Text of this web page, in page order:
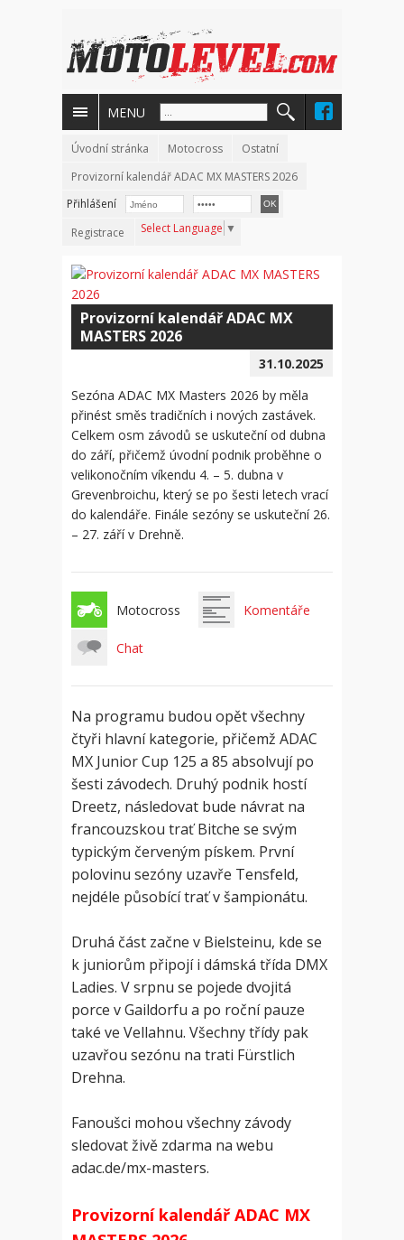
MENU
Úvodní stránka Motocross
Ostatní
Provizorní kalendář ADAC MX MASTERS 2026
Přihlášení
Registrace
Select Language ▼
Provizorní kalendář ADAC MX
MASTERS 2026
31.10.2025
Sezóna ADAC MX Masters 2026 by měla
přinést směs tradičních i nových zastávek.
Celkem osm závodů se uskuteční od dubna
do září, přičemž úvodní podnik proběhne o
velikonočním víkendu 4. – 5. dubna v
Grevenbroichu, který se po šesti letech vrací
do kalendáře. Finále sezóny se uskuteční 26.
– 27. září v Drehně.
Motocross Komentáře
Chat
Na programu budou opět všechny
čtyři hlavní kategorie, přičemž ADAC
MX Junior Cup 125 a 85 absolvují po
šesti závodech. Druhý podnik hostí
Dreetz, následovat bude návrat na
francouzskou trať Bitche se svým
typickým červeným pískem. První
polovinu sezóny uzavře Tensfeld,
nejdéle působící trať v šampionátu.
Druhá část začne v Bielsteinu, kde se
k juniorům připojí i dámská třída DMX
Ladies. V srpnu se pojede dvojitá
porce v Gaildorfu a po roční pauze
také ve Vellahnu. Všechny třídy pak
uzavřou sezónu na trati Fürstlich
Drehna.
Fanoušci mohou všechny závody
sledovat živě zdarma na webu
adac.de/mx-masters.
Provizorní kalendář ADAC MX